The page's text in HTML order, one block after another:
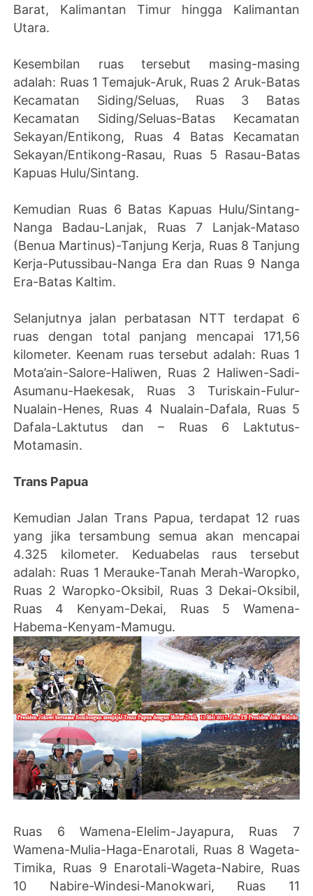
Barat, Kalimantan Timur hingga Kalimantan
Utara.
Kesembilan ruas tersebut masing-masing
adalah: Ruas 1 Temajuk-Aruk, Ruas 2 Aruk-Batas
Kecamatan Siding/Seluas, Ruas 3 Batas
Kecamatan Siding/Seluas-Batas Kecamatan
Sekayan/Entikong, Ruas 4 Batas Kecamatan
Sekayan/Entikong-Rasau, Ruas 5 Rasau-Batas
Kapuas Hulu/Sintang.
Kemudian Ruas 6 Batas Kapuas Hulu/Sintang-
Nanga Badau-Lanjak, Ruas 7 Lanjak-Mataso
(Benua Martinus)-Tanjung Kerja, Ruas 8 Tanjung
Kerja-Putussibau-Nanga Era dan Ruas 9 Nanga
Era-Batas Kaltim.
Selanjutnya jalan perbatasan NTT terdapat 6
ruas dengan total panjang mencapai 171,56
kilometer. Keenam ruas tersebut adalah: Ruas 1
Mota’ain-Salore-Haliwen, Ruas 2 Haliwen-Sadi-
Asumanu-Haekesak, Ruas 3 Turiskain-Fulur-
Nualain-Henes, Ruas 4 Nualain-Dafala, Ruas 5
Dafala-Laktutus dan – Ruas 6 Laktutus-
Motamasin.
Trans Papua
Kemudian Jalan Trans Papua, terdapat 12 ruas
yang jika tersambung semua akan mencapai
4.325 kilometer. Keduabelas raus tersebut
adalah: Ruas 1 Merauke-Tanah Merah-Waropko,
Ruas 2 Waropko-Oksibil, Ruas 3 Dekai-Oksibil,
Ruas 4 Kenyam-Dekai, Ruas 5 Wamena-
Habema-Kenyam-Mamugu.
Ruas 6 Wamena-Elelim-Jayapura, Ruas 7
Wamena-Mulia-Haga-Enarotali, Ruas 8 Wageta-
Timika, Ruas 9 Enarotali-Wageta-Nabire, Ruas
10 Nabire-Windesi-Manokwari, Ruas 11